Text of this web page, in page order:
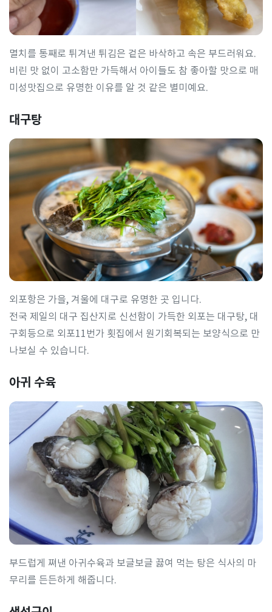
멸치를 통째로 튀겨낸 튀김은 겉은 바삭하고 속은 부드러워요.
비린 맛 없이 고소함만 가득해서 아이들도 참 좋아할 맛으로 매
미성맛집으로 유명한 이유를 알 것 같은 별미예요.
대구탕
외포항은 가을, 겨울에 대구로 유명한 곳 입니다.
전국 제일의 대구 집산지로 신선함이 가득한 외포는 대구탕, 대
구회등으로 외포11번가 횟집에서 원기회복되는 보양식으로 만
나보실 수 있습니다.
아귀 수육
부드럽게 쪄낸 아귀수육과 보글보글 끓여 먹는 탕은 식사의 마
무리를 든든하게 해줍니다.